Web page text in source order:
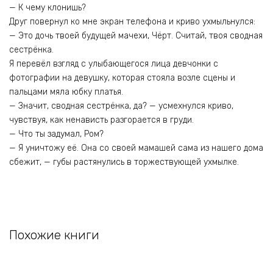
— К чему клонишь?
Друг повернул ко мне экран телефона и криво ухмыльнулся:
— Это дочь твоей будущей мачехи, Чёрт. Считай, твоя сводная
сестрёнка.
Я перевёл взгляд с улыбающегося лица девчонки с
фотографии на девушку, которая стояла возле сцены и
пальцами мяла юбку платья.
— Значит, сводная сестрёнка, да? — усмехнулся криво,
чувствуя, как ненависть разгорается в груди.
— Что ты задумал, Ром?
— Я уничтожу её. Она со своей мамашей сама из нашего дома
сбежит, — губы растянулись в торжествующей ухмылке.
Похожие книги